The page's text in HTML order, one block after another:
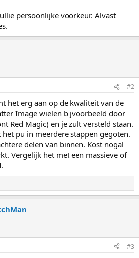
persoonlijke voorkeur. Alvast
#2
het erg aan op de kwaliteit van de
Image wielen bijvoorbeeld door
Red Magic) en je zult versteld staan.
pu in meerdere stappen gegoten.
delen van binnen. Kost nogal
Vergelijk het met een massieve of
#3